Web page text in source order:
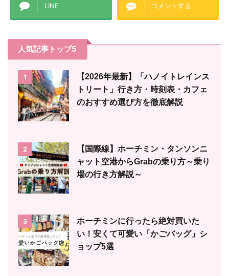
LINE コメントする
人気記事トップ5
1
【2026年最新】「ハノイトレインス
トリート」行き方・時刻表・カフェ
のおすすめ選び方を徹底解説
2
【国際線】ホーチミン・タンソンニ
ャット空港からGrabの乗り方～乗り
場の行き方解説～
3
ホーチミンに行ったら絶対買いた
い！安くて可愛い「かごバッグ」シ
ョップ5選